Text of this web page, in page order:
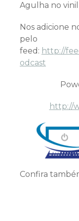
Agulha no
Nos adicione
pelo
feed: http://
odcast
http://
Confira